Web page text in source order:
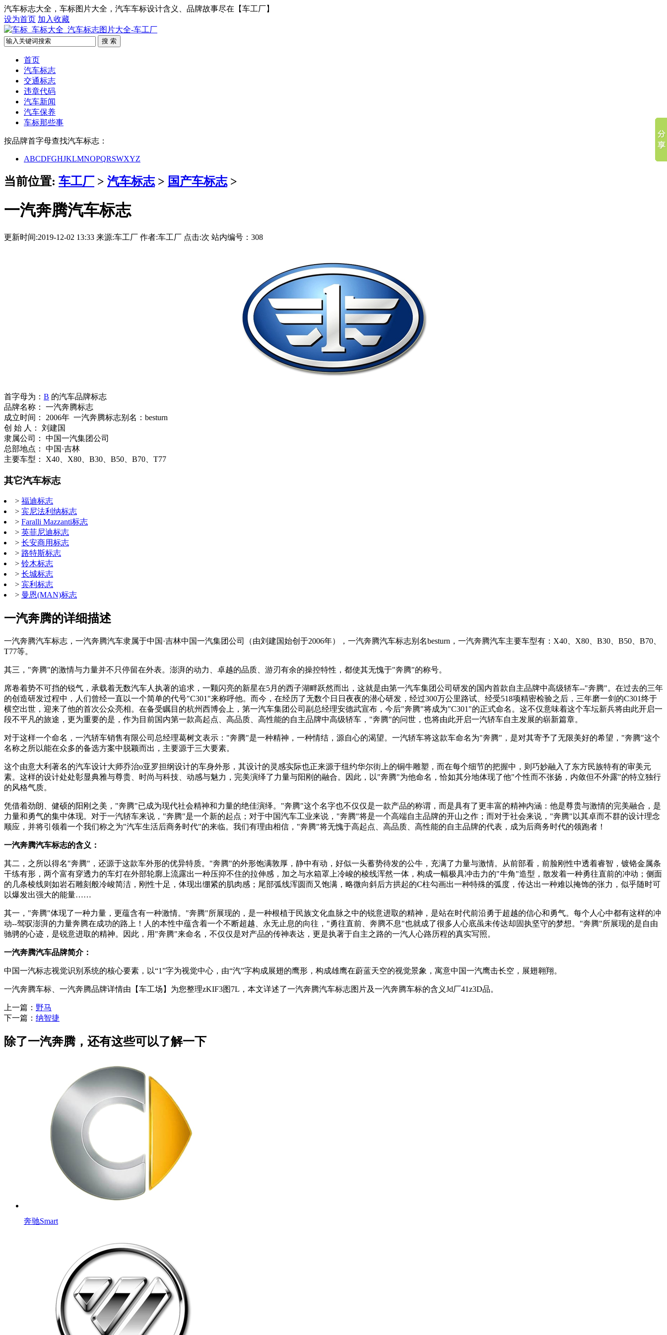
汽车标志大全，车标图片大全，汽车车标设计含义、品牌故事尽在【车工厂】
设为首页 加入收藏
搜 索
首页
汽车标志
交通标志
违章代码
汽车新闻
汽车保养
车标那些事
按品牌首字母查找汽车标志：
ABCDFGHJKLMNOPQRSWXYZ
当前位置: 车工厂 > 汽车标志 > 国产车标志 >
一汽奔腾汽车标志
更新时间:2019-12-02 13:33 来源:车工厂 作者:车工厂 点击:次 站内编号：308
首字母为： B 的汽车品牌标志
品牌名称： 一汽奔腾标志
成立时间： 2006年 一汽奔腾标志别名：besturn
创 始 人： 刘建国
隶属公司： 中国一汽集团公司
总部地点： 中国·吉林
主要车型： X40、X80、B30、B50、B70、T77
其它汽车标志
> 福迪标志
> 宾尼法利纳标志
> Faralli Mazzanti标志
> 英菲尼迪标志
> 长安商用标志
> 路特斯标志
> 铃木标志
> 长城标志
> 宾利标志
> 曼恩(MAN)标志
一汽奔腾的详细描述
一汽奔腾汽车标志，一汽奔腾汽车隶属于中国·吉林中国一汽集团公司（由刘建国始创于2006年），一汽奔腾汽车标志别名besturn，一汽奔腾汽车主要车型有：X40、X80、B30、B50、B70、
T77等。
其三，"奔腾"的激情与力量并不只停留在外表。澎湃的动力、卓越的品质、游刃有余的操控特性，都使其无愧于"奔腾"的称号。
席卷着势不可挡的锐气，承载着无数汽车人执著的追求，一颗闪亮的新星在5月的西子湖畔跃然而出，这就是由第一汽车集团公司研发的国内首款自主品牌中高级轿车--"奔腾"。在过去的三年
的创造研发过程中，人们曾经一直以一个简单的代号"C301"来称呼他。而今，在经历了无数个日日夜夜的潜心研发，经过300万公里路试、经受518项精密检验之后，三年磨一剑的C301终于
横空出世，迎来了他的首次公众亮相。在备受瞩目的杭州西博会上，第一汽车集团公司副总经理安德武宣布，今后"奔腾"将成为"C301"的正式命名。这不仅意味着这个车坛新兵将由此开启一
段不平凡的旅途，更为重要的是，作为目前国内第一款高起点、高品质、高性能的自主品牌中高级轿车，"奔腾"的问世，也将由此开启一汽轿车自主发展的崭新篇章。
对于这样一个命名，一汽轿车销售有限公司总经理葛树文表示："奔腾"是一种精神，一种情结，源自心的渴望。一汽轿车将这款车命名为"奔腾"，是对其寄予了无限美好的希望，"奔腾"这个
名称之所以能在众多的备选方案中脱颖而出，主要源于三大要素。
这个由意大利著名的汽车设计大师乔治o亚罗担纲设计的车身外形，其设计的灵感实际也正来源于纽约华尔街上的铜牛雕塑，而在每个细节的把握中，则巧妙融入了东方民族特有的审美元
素。这样的设计处处彰显典雅与尊贵、时尚与科技、动感与魅力，完美演绎了力量与阳刚的融合。因此，以"奔腾"为他命名，恰如其分地体现了他"个性而不张扬，内敛但不外露"的特立独行
的风格气质。
凭借着劲朗、健硕的阳刚之美，"奔腾"已成为现代社会精神和力量的绝佳演绎。"奔腾"这个名字也不仅仅是一款产品的称谓，而是具有了更丰富的精神内涵：他是尊贵与激情的完美融合，是
力量和勇气的集中体现。对于一汽轿车来说，"奔腾"是一个新的起点；对于中国汽车工业来说，"奔腾"将是一个高端自主品牌的开山之作；而对于社会来说，"奔腾"以其卓而不群的设计理念
顺应，并将引领着一个我们称之为"汽车生活后商务时代"的来临。我们有理由相信，"奔腾"将无愧于高起点、高品质、高性能的自主品牌的代表，成为后商务时代的领跑者！
一汽奔腾汽车标志的含义：
其二，之所以得名"奔腾"，还源于这款车外形的优异特质。"奔腾"的外形饱满敦厚，静中有动，好似一头蓄势待发的公牛，充满了力量与激情。从前部看，前脸刚性中透着睿智，镀铬金属条
干练有形，两个富有穿透力的车灯在外部轮廓上流露出一种压抑不住的拉伸感，加之与水箱罩上冷峻的棱线浑然一体，构成一幅极具冲击力的"牛角"造型，散发着一种勇往直前的冲动；侧面
的几条棱线则如岩石雕刻般冷峻简洁，刚性十足，体现出绷紧的肌肉感；尾部弧线浑圆而又饱满，略微向斜后方拱起的C柱勾画出一种特殊的弧度，传达出一种难以掩饰的张力，似乎随时可
以爆发出强大的能量……
其一，"奔腾"体现了一种力量，更蕴含有一种激情。"奔腾"所展现的，是一种根植于民族文化血脉之中的锐意进取的精神，是站在时代前沿勇于超越的信心和勇气。每个人心中都有这样的冲
动--驾驭澎湃的力量奔腾在成功的路上！人的本性中蕴含着一个不断超越、永无止息的向往，"勇往直前、奔腾不息"也就成了很多人心底虽未传达却固执坚守的梦想。"奔腾"所展现的是自由
驰骋的心迹，是锐意进取的精神。因此，用"奔腾"来命名，不仅仅是对产品的传神表达，更是执著于自主之路的一汽人心路历程的真实写照。
一汽奔腾汽车品牌简介：
中国一汽标志视觉识别系统的核心要素，以“1”字为视觉中心，由“汽”字构成展翅的鹰形，构成雄鹰在蔚蓝天空的视觉景象，寓意中国一汽鹰击长空，展翅翱翔。
一汽奔腾车标、一汽奔腾品牌详情由【车工场】为您整理zKIF3图7L，本文详述了一汽奔腾汽车标志图片及一汽奔腾车标的含义Jd厂41z3D品。
上一篇： 野马
下一篇： 纳智捷
除了一汽奔腾，还有这些可以了解一下
奔驰Smart